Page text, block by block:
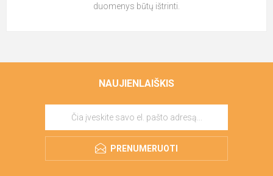
duomenys būtų ištrinti.
NAUJIENLAIŠKIS
PRENUMERUOTI